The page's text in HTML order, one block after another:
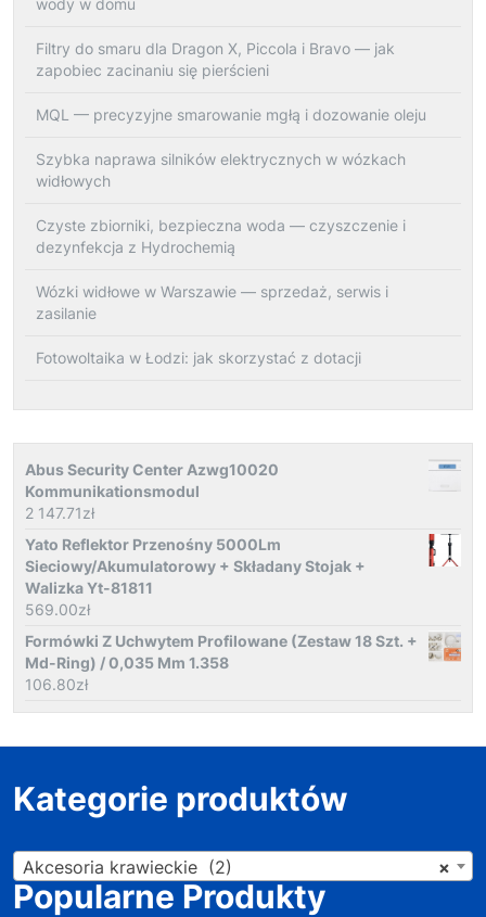
wody w domu
Filtry do smaru dla Dragon X, Piccola i Bravo — jak
zapobiec zacinaniu się pierścieni
MQL — precyzyjne smarowanie mgłą i dozowanie oleju
Szybka naprawa silników elektrycznych w wózkach
widłowych
Czyste zbiorniki, bezpieczna woda — czyszczenie i
dezynfekcja z Hydrochemią
Wózki widłowe w Warszawie — sprzedaż, serwis i
zasilanie
Fotowoltaika w Łodzi: jak skorzystać z dotacji
Abus Security Center Azwg10020
Kommunikationsmodul
2 147.71zł
Yato Reflektor Przenośny 5000Lm
Sieciowy/Akumulatorowy + Składany Stojak +
Walizka Yt-81811
569.00zł
Formówki Z Uchwytem Profilowane (Zestaw 18 Szt. +
Md-Ring) / 0,035 Mm 1.358
106.80zł
Kategorie produktów
×
Akcesoria krawieckie (2)
Popularne Produkty